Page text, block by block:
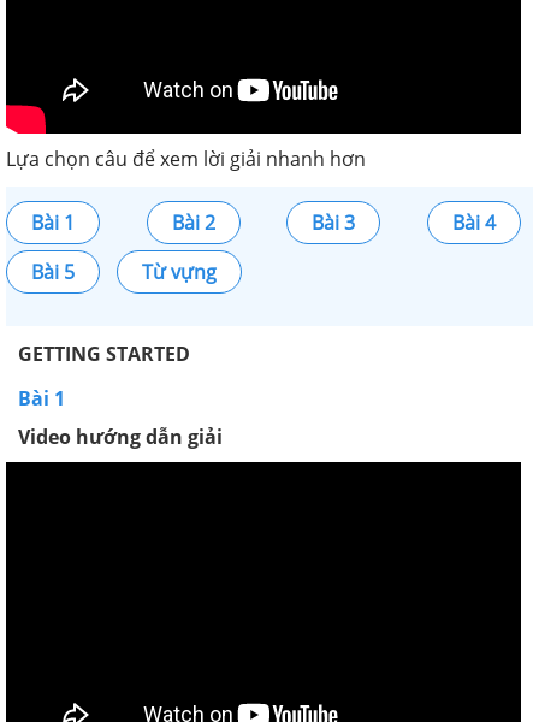
Lựa chọn câu để xem lời giải nhanh hơn
Bài 1 Bài 2 Bài 3
Bài 4
Bài 5
Từ vựng
GETTING STARTED
Bài 1
Video hướng dẫn giải